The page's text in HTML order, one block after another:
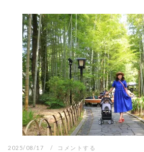
2025/08/17 コメントする